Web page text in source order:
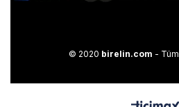
© 2020 birelin.com - Tüm